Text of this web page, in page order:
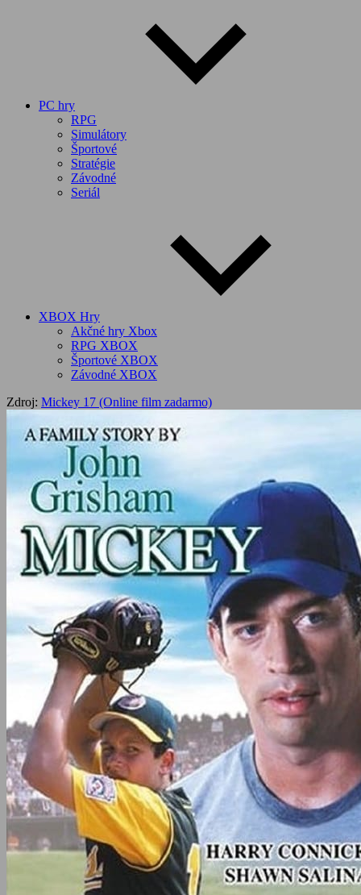
PC hry
RPG
Simulátory
Športové
Stratégie
Závodné
Seriál
XBOX Hry
Akčné hry Xbox
RPG XBOX
Športové XBOX
Závodné XBOX
Zdroj: Mickey 17 (Online film zadarmo)